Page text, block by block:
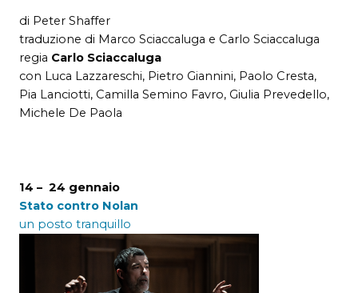
di Peter Shaffer
traduzione di Marco Sciaccaluga e Carlo Sciaccaluga
regia Carlo Sciaccaluga
con Luca Lazzareschi, Pietro Giannini, Paolo Cresta,
Pia Lanciotti, Camilla Semino Favro, Giulia Prevedello,
Michele De Paola
14 – 24 gennaio
Stato contro Nolan
un posto tranquillo